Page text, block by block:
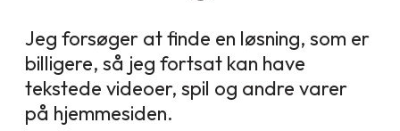
Jeg forsøger at finde en løsning, som er
billigere, så jeg fortsat kan have
tekstede videoer, spil og andre varer
på hjemmesiden.